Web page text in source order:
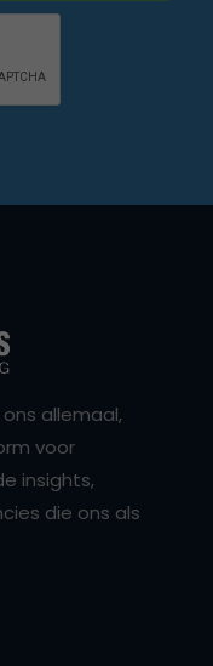
allemaal,
voor
insights,
die ons als